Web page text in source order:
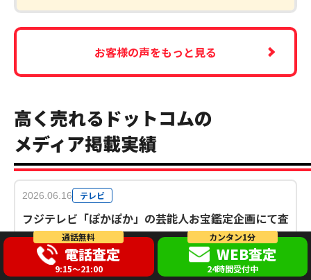
通話無料
電話査定
9:15～21:00
カンタン1分
WEB査定
24時間受付中
お客様の声をもっと見る
高く売れるドットコムの
メディア掲載実績
2026.06.16 テレビ
フジテレビ「ぽかぽか」の芸能人お宝鑑定企画にて査
定協力での出演
2026.6.11 WEBメディア